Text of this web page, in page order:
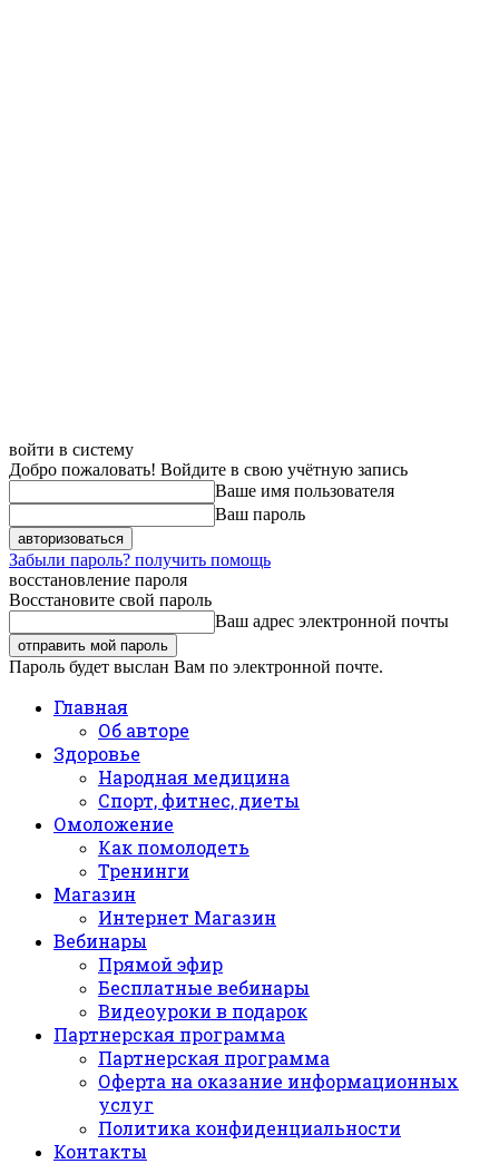
войти в систему
Добро пожаловать! Войдите в свою учётную запись
Ваше имя пользователя
Ваш пароль
Забыли пароль? получить помощь
восстановление пароля
Восстановите свой пароль
Ваш адрес электронной почты
Пароль будет выслан Вам по электронной почте.
Главная
Об авторе
Здоровье
Народная медицина
Спорт, фитнес, диеты
Омоложение
Как помолодеть
Тренинги
Магазин
Интернет Магазин
Вебинары
Прямой эфир
Бесплатные вебинары
Видеоуроки в подарок
Партнерская программа
Партнерская программа
Оферта на оказание информационных
услуг
Политика конфиденциальности
Контакты